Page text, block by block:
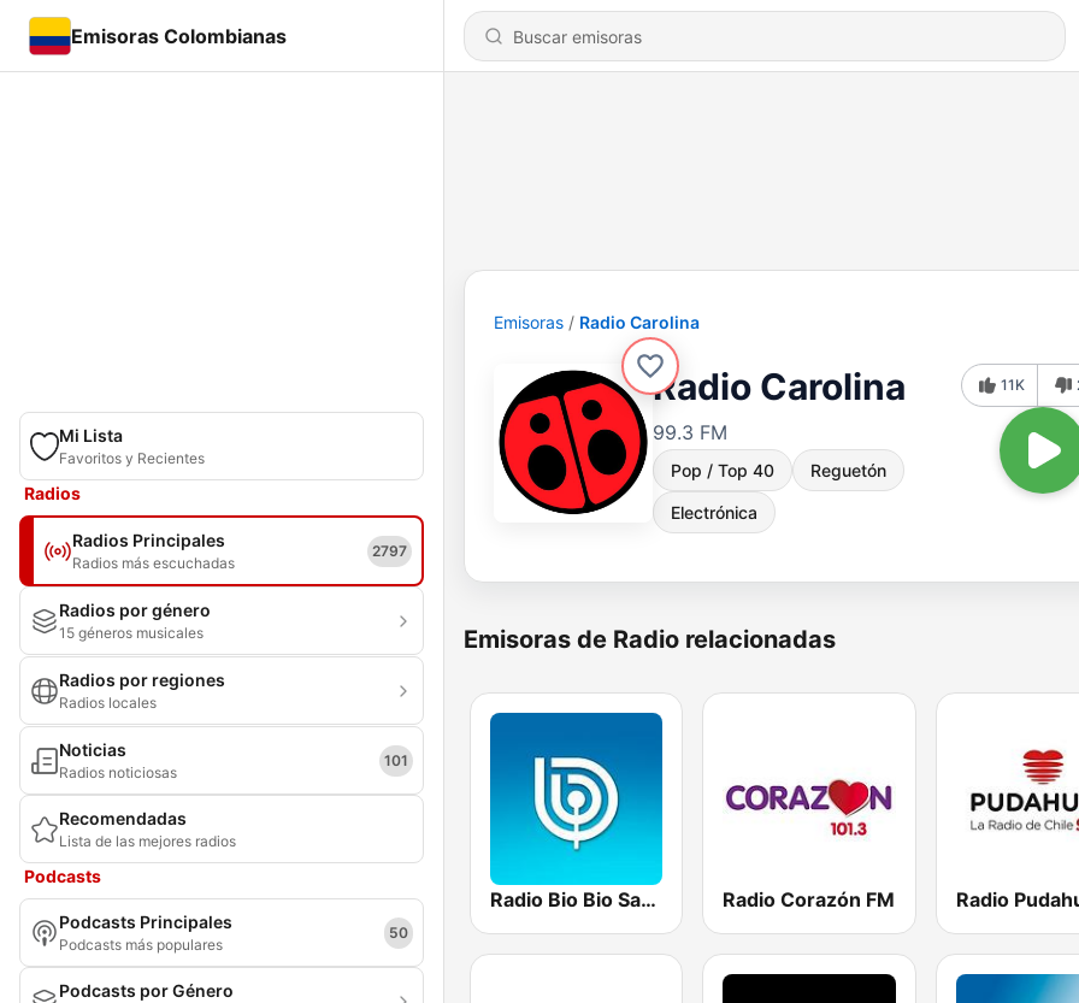
Emisoras Colombianas
Mi Lista
Favoritos y Recientes
Radios
Radios Principales
Radios más escuchadas
2797
Radios por género
15 géneros musicales
Radios por regiones
Radios locales
Noticias
Radios noticiosas
101
Recomendadas
Lista de las mejores radios
Podcasts
Podcasts Principales
Podcasts más populares
50
Podcasts por Género
Emisoras Radio Carolina
Radio Carolina
99.3 FM
Pop / Top 40 Reguetón
Electrónica
11K
Emisoras de Radio relacionadas
Radio Bio Bio Santiago Radio Corazón FM Radio